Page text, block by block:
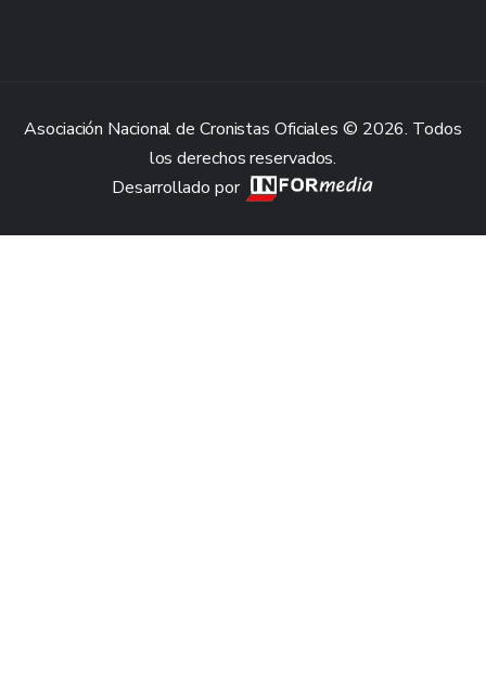
Asociación Nacional de Cronistas Oficiales © 2026. Todos
los derechos reservados.
Desarrollado por